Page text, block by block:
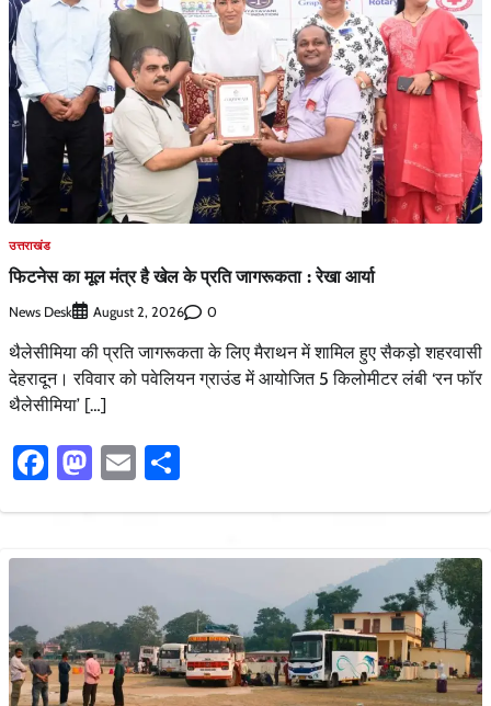
उत्तराखंड
फिटनेस का मूल मंत्र है खेल के प्रति जागरूकता : रेखा आर्या
News Desk August 2, 2026 0
थैलेसीमिया की प्रति जागरूकता के लिए मैराथन में शामिल हुए सैकड़ो शहरवासी
देहरादून। रविवार को पवेलियन ग्राउंड में आयोजित 5 किलोमीटर लंबी ‘रन फॉर
थैलेसीमिया’ […]
Facebook
Mastodon
Email